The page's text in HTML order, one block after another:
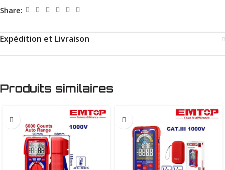
Share:
Expédition et Livraison
Produits similaires